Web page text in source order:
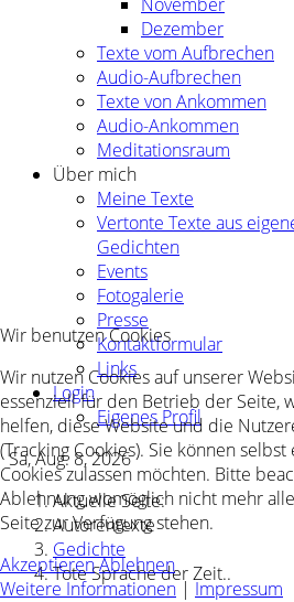
November
Dezember
Texte vom Aufbrechen
Audio-Aufbrechen
Texte von Ankommen
Audio-Ankommen
Meditationsraum
Über mich
Meine Texte
Vertonte Texte aus
Gedichten
Events
Fotogalerie
Presse
Kontaktformular
Links
Login
Eigenes Profil
Sa, Aug. 8, 2026
Aktuelle Seite:
Autorentexte
Gedichte
Tote Sprache der Zeit..
Wir benutzen Cookies
Wir nutzen Cookies auf unserer
essenziell für den Betrieb der Seite,
helfen, diese Website und die
(Tracking Cookies). Sie können
Cookies zulassen möchten. Bitte
Ablehnung womöglich nicht mehr
Seite zur Verfügung stehen.
AkzeptierenAblehnen
Weitere Informationen | Impressum